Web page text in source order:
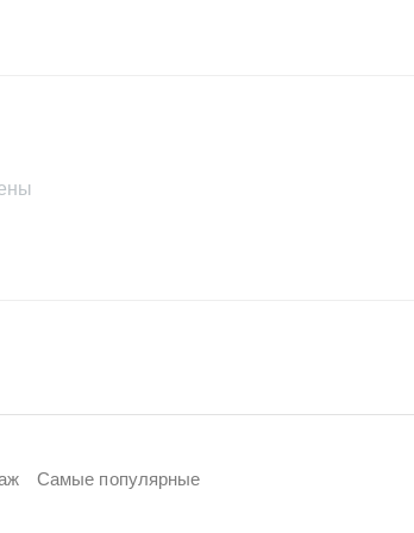
Самые популярные